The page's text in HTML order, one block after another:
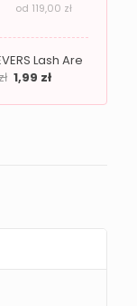
od 119,00 zł
Lash Are
1,99 zł